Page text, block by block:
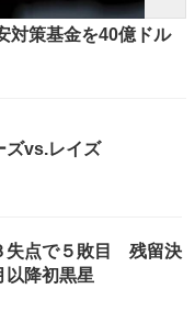
対策基金を40億ドル
ズvs.レイズ
失点で５敗目 残留決
以降初黒星